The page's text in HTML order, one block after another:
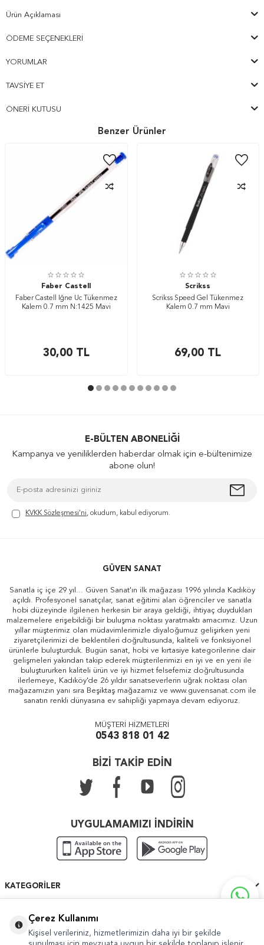
Ürün Açıklaması
ÖDEME SEÇENEKLERI
YORUMLAR
TAVSIYE ET
ÖNERI KUTUSU
Benzer Ürünler
Faber Castell
Faber Castell İğne Uc Tükenmez
Kalem 0.7 mm N:1425 Mavi
30,00TL
Scrikss
Scrikss Speed Gel Tükenmez
Kalem 0.7 mm Mavi
69,00 TL
E-BÜLTEN ABONELIĞI
Kampanya ve yeniliklerden haberdar olmak için e-bültenimize
abone olun!
KVKK Sözleşmesi'ni, okudum, kabul ediyorum.
GÜVEN SANAT
Sanatla iç içe 29 yıl... Güven Sanat'ın ilk mağazası 1996 yılında Kadıköy
açıldı. Profesyonel sanatçılar, sanat eğitimi alan öğrenciler ve sanatla
hobi düzeyinde ilgilenen herkesin bir araya geldiği, ihtiyaç duydukları
malzemelere erişebildiği bir buluşma noktası yaratmaktı amacımız. Uzun
yıllar müşterimiz olan müdavimlerimizle diyaloğumuz gelişirken yeni
ziyaretçilerimizi de beklentileri doğrultusunda, kaliteli ve fonksiyonel
ürünlerle buluşturduk. Bugün sanat, hobi ve kırtasiye kategorilerine dair
gelişmeleri yakından takip ederek müşterilerimizi en iyi ve en yeni ile
buluştururken kaliteli ürün ve iyi hizmet felsefemiz doğrultusunda
ilerlemeye, Kadıköy'de 26 yıldır sanatseverlerin uğrak noktası olan
mağazamızın yanı sıra Beşiktaş mağazamız ve www.guvensanat.com ile
sanatın renkli dünyasına ev sahipliği yapmaya devam ediyoruz.
MÜŞTERİ HİZMETLERİ
0543 818 01 42
BİZİ TAKİP EDİN
UYGULAMAMIZI İNDİRİN
KATEGORILER
HIZLI ERIŞIM
Çerez Kullanımı
Kişisel verileriniz, hizmetlerimizin daha iyi bir şekilde